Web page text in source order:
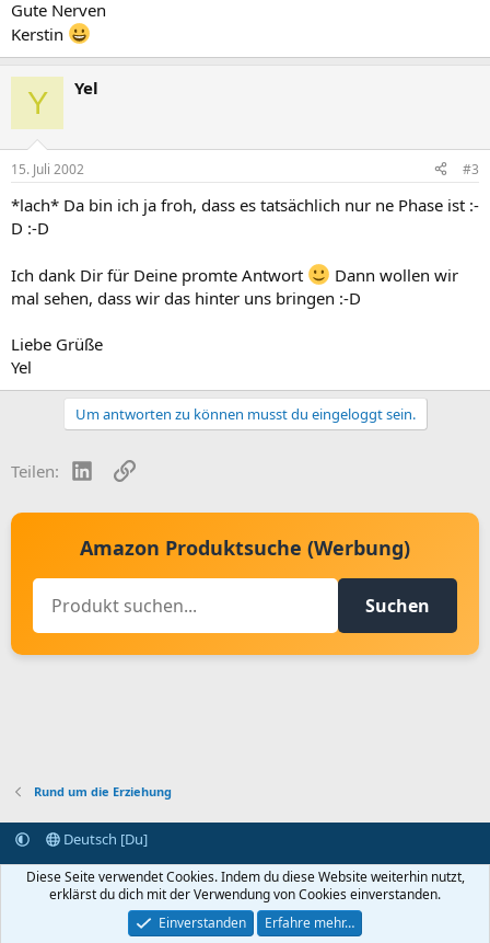
Gute Nerven
Kerstin
Y Yel
15. Juli 2002 #3
*lach* Da bin ich ja froh, dass es tatsächlich nur ne Phase ist :-
D :-D
Ich dank Dir für Deine promte Antwort
Dann wollen wir
mal sehen, dass wir das hinter uns bringen :-D
Liebe Grüße
Yel
Um antworten zu können musst du eingeloggt sein.
Teilen: LinkedInLink
Amazon Produktsuche (Werbung)
Suchen
Rund um die Erziehung
Deutsch [Du]
Kontakt aufnehmen
Bedingungen und Regeln
Datenschutz
Startseite
R
S
Community platform by XenForo® © 2010-2024 XenForo Ltd.
Diese Seite verwendet Cookies. Indem du diese Website weiterhin nutzt,
erklärst du dich mit der Verwendung von Cookies einverstanden.
Einverstanden
Erfahre mehr…